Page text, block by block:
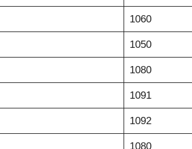
1060
1050
1080
1091
1092
1080